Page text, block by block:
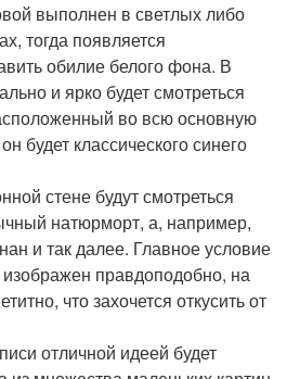
выполнен в светлых либо
тогда появляется
обилие белого фона. В
и ярко будет смотреться
во всю основную
будет классического синего
стене будут смотреться
натюрморт, а, например,
и так далее. Главное условие
правдоподобно, на
что захочется откусить от
отличной идеей будет